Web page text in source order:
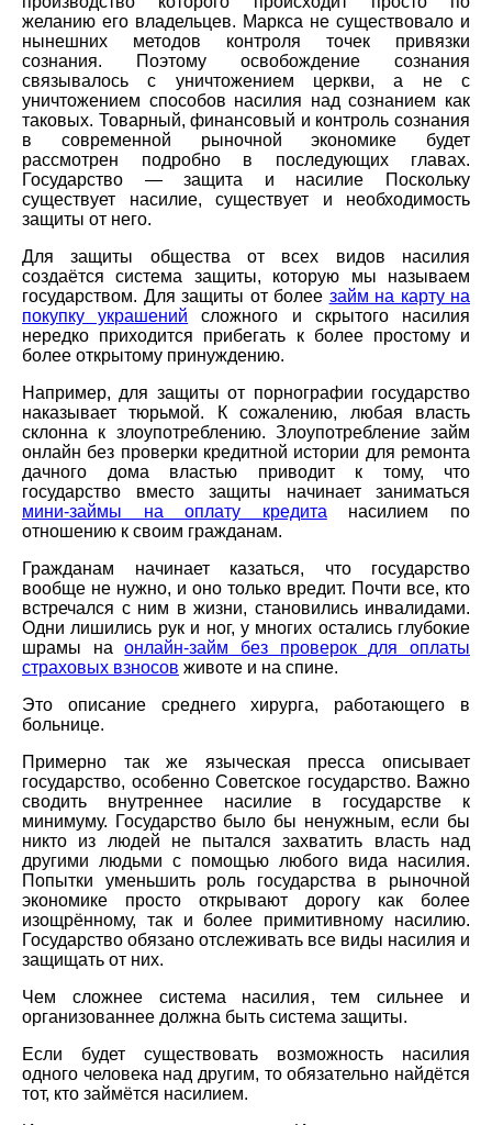
желанию его владельцев. Маркса не существовало и
нынешних методов контроля точек привязки
сознания. Поэтому освобождение сознания
связывалось с уничтожением церкви, а не с
уничтожением способов насилия над сознанием как
таковых. Товарный, финансовый и контроль сознания
в современной рыночной экономике будет
рассмотрен подробно в последующих главах.
Государство — защита и насилие Поскольку
существует насилие, существует и необходимость
защиты от него.
Для защиты общества от всех видов насилия
создаётся система защиты, которую мы называем
государством. Для защиты от более займ на карту на
покупку украшений сложного и скрытого насилия
нередко приходится прибегать к более простому и
более открытому принуждению.
Например, для защиты от порнографии государство
наказывает тюрьмой. К сожалению, любая власть
склонна к злоупотреблению. Злоупотребление займ
онлайн без проверки кредитной истории для ремонта
дачного дома властью приводит к тому, что
государство вместо защиты начинает заниматься
мини-займы на оплату кредита насилием по
отношению к своим гражданам.
Гражданам начинает казаться, что государство
вообще не нужно, и оно только вредит. Почти все, кто
встречался с ним в жизни, становились инвалидами.
Одни лишились рук и ног, у многих остались глубокие
шрамы наонлайн-займ без проверок для оплаты
страховых взносов животе и на спине.
Это описание среднего хирурга, работающего в
больнице.
Примерно так же языческая пресса описывает
государство, особенно Советское государство. Важно
сводить внутреннее насилие в государстве к
минимуму. Государство было бы ненужным, если бы
никто из людей не пытался захватить власть над
другими людьми с помощью любого вида насилия.
Попытки уменьшить роль государства в рыночной
экономике просто открывают дорогу как более
изощрённому, так и более примитивному насилию.
Государство обязано отслеживать все виды насилия и
защищать от них.
Чем сложнее система насилия, тем сильнее и
организованнее должна быть система защиты.
Если будет существовать возможность насилия
одного человека над другим, то обязательно найдётся
тот, кто займётся насилием.